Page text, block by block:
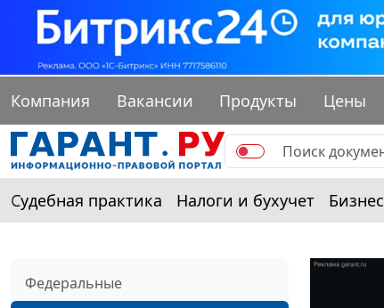
Компания Вакансии Продукты Цены
Судебная практика Налоги и бухучет Бизнес
Федеральные